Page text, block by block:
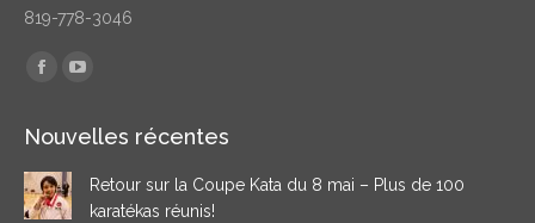
819-778-3046
Trouvez nous sur :
opens
in
new
opens
new
Nouvelles récentes
Retour sur la Coupe Kata du 8 mai – Plus de 100
karatékas réunis!